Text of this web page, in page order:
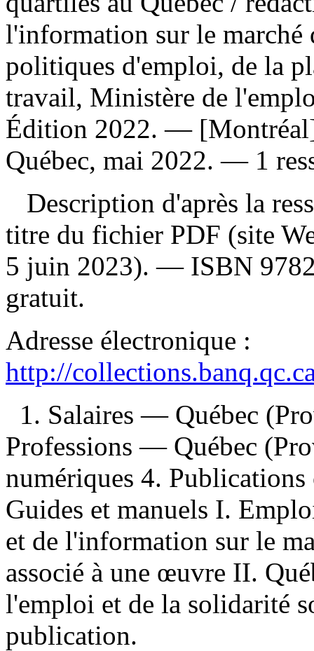
l'information sur le marché
politiques d'emploi, de la
travail, Ministère de
Édition 2022. —
Québec, mai 2022. — 1
Description d'après la
titre du fichier PDF (site
5 juin 2023). — ISBN
gratuit.
Adresse électronique :
http://
1. Salaires — Québec
Professions — Québec
numériques 4.
Guides et manuels I.
et de l'information sur le
associé à une œuvre II.
l'emploi et de la solidarité
publication.